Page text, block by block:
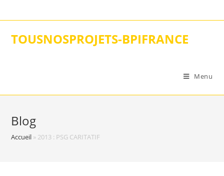
to
TOUSNOSPROJETS-BPIFRANCE
Menu
Blog
Accueil » 2013 : PSG CARITATIF